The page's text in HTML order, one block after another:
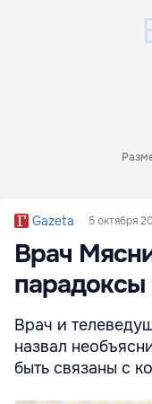
Gazeta 5 октября
Врач
парадоксы
Врач и
назвал
быть связаны с